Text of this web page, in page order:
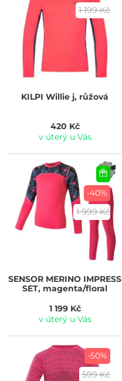
1 199 Kč
KILPI Willie j, růžová
420 Kč
v úterý u Vás
-40%
1 999 Kč
SENSOR MERINO IMPRESS
SET, magenta/floral
1 199 Kč
v úterý u Vás
-50%
599 Kč